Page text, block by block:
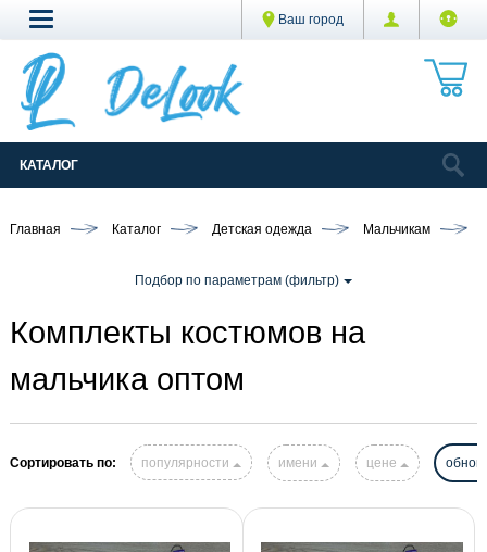
Ваш город
КАТАЛОГ
Главная Каталог Детская одежда Мальчикам
Подбор по параметрам (фильтр)
Комплекты костюмов на
мальчика оптом
Сортировать по: популярности имени цене